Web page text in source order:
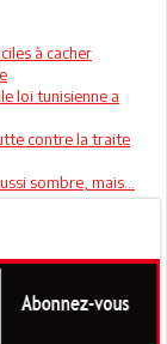
à cacher
loi tunisienne a
contre la traite
sombre, mais...